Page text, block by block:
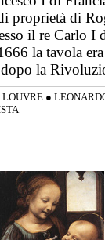
proprietà di
il re Carlo I
la tavola
la
LOUVRE ●